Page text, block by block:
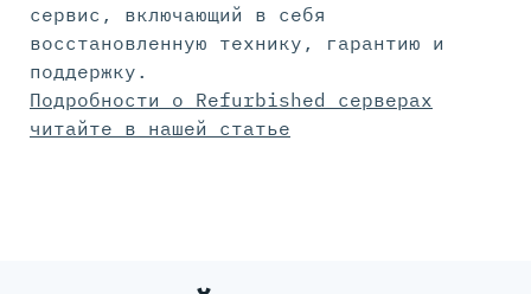
сервис, включающий в себя
восстановленную технику, гарантию и
поддержку.
Подробности о Refurbished серверах
читайте в нашей статье